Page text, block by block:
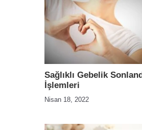
Sağlıklı Gebelik
İşlemleri
Nisan 18, 2022